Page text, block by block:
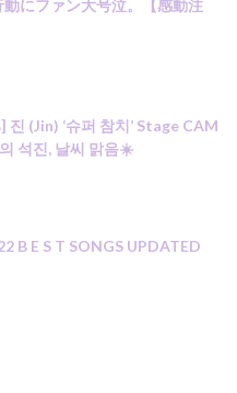
にファン大号泣。【感動注
(Jin) ‘슈퍼 참치’ Stage CAM
석진, 날씨 맑음☀️
B E S T SONGS UPDATED